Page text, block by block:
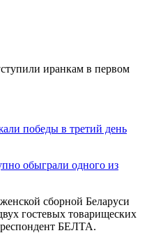
победы в третий день
обыграли одного из
сборной Беларуси
гостевых товарищеских
БЕЛТА.